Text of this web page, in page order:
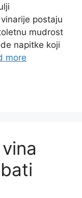
postaju
mudrost
napitke koji
more